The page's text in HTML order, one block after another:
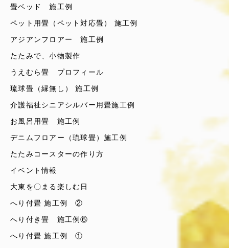
畳ベッド 施工例
ペット用畳（ペット対応畳） 施工例
アジアンフロアー 施工例
たたみで、小物製作
うえむら畳 プロフィール
琉球畳（縁無し） 施工例
介護福祉シニアシルバー用畳施工例
お風呂用畳 施工例
デニムフロアー（琉球畳）施工例
たたみコースターの作り方
イベント情報
大東を〇まる楽しむ日
へり付畳 施工例 ②
へり付き畳 施工例⑥
へり付畳 施工例 ①